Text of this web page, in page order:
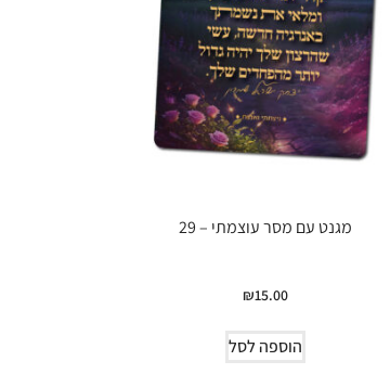
מגנט עם מסר עוצמתי – 29
₪15.00
הוספה לסל